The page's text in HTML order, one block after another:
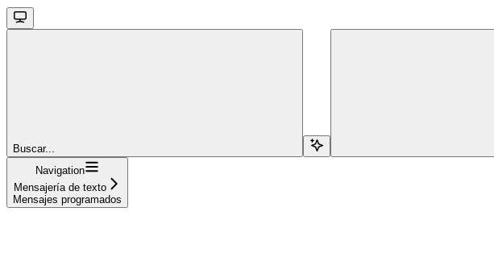
Buscar...
Navigation
Mensajería de texto
Mensajes programados